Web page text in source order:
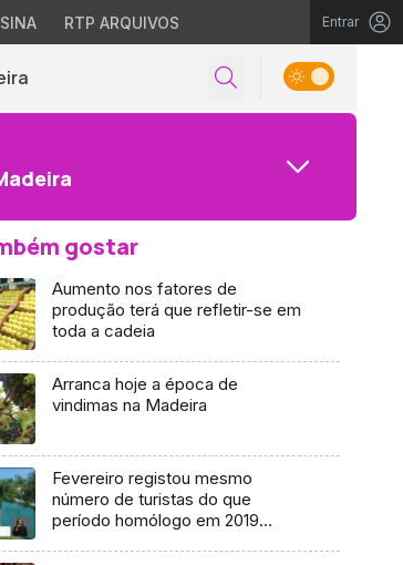
RTP ARQUIVOS Entrar
gostar
Aumento nos fatores de
produção terá que refletir-se em
toda a cadeia
Arranca hoje a época de
vindimas na Madeira
Fevereiro registou mesmo
número de turistas do que
período homólogo em 2019